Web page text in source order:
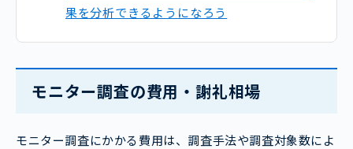
果を分析できるようになろう
モニター調査の費用・謝礼相場
モニター調査にかかる費用は、調査手法や調査対象数によ